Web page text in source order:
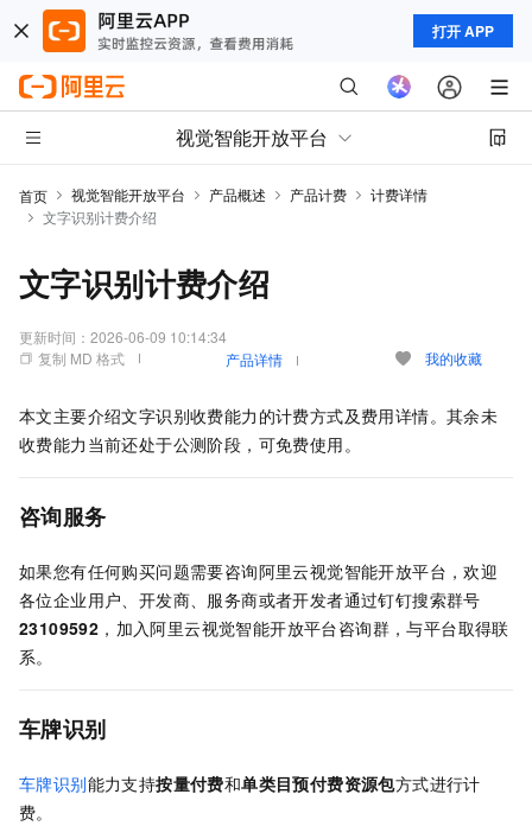
打开 APP
视觉智能开放平台
首页 视觉智能开放平台 产品概述 产品计费
计费详情
文字识别计费介绍
文字识别计费介绍
更新时间： 2026-06-09 10:14:34
复制 MD 格式
产品详情 我的收藏
本文主要介绍文字识别收费能力的计费方式及费用详情。其余未
收费能力当前还处于公测阶段，可免费使用。
咨询服务
如果您有任何购买问题需要咨询阿里云视觉智能开放平台，欢迎
各位企业用户、开发商、服务商或者开发者通过钉钉搜索群号
23109592 ，加入阿里云视觉智能开放平台咨询群，与平台取得联
系。
车牌识别
车牌识别能力支持按量付费和单类目预付费资源包方式进行计
费。